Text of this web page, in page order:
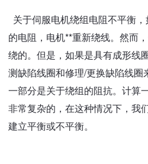
关于伺服电机绕组电阻不平衡
的电阻，电机**重新绕线。 然而
绕的。但是，如果是具有成形线
测缺陷线圈和修理/更换缺陷线
一部分是关于绕组的阻抗。计算
非常复杂的，在这种情况下，我
建立平衡或不平衡。